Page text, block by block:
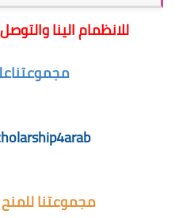
للانظمام الينا
مجموعتنا
مجموعتنا